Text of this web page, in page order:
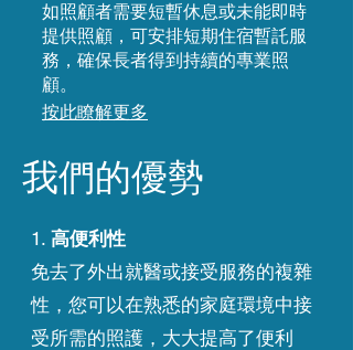
如照顧者需要短暫休息或未能即時
提供照顧，可安排短期住宿暫託服
務，確保長者得到持續的專業照
顧。
按此瞭解更多
​我們的優勢
1. 高便利性
免去了外出就醫或接受服務的複雜
性，您可以在熟悉的家庭環境中接
受所需的照護，大大提高了便利